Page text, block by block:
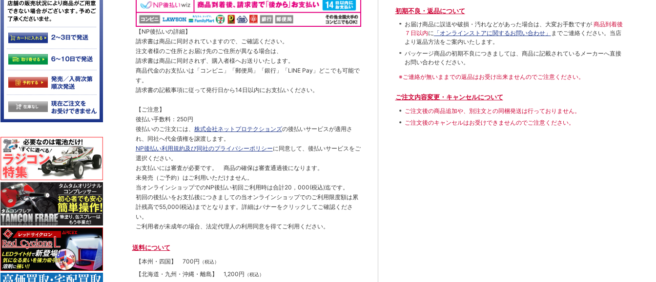
【NP後払いの詳細】
請求書は商品に同封されていますので、ご確認ください。
注文者様のご住所とお届け先のご住所が異なる場合は、
請求書は商品に同封されず、購入者様へお送りいたします。
商品代金のお支払いは「コンビニ」「郵便局」「銀行」「LINE Pay」どこでも可能で
す。
請求書の記載事項に従って発行日から14日以内にお支払いください。
【ご注意】
後払い手数料：250円
後払いのご注文には、 株式会社ネットプロテクションズの後払いサービスが適用さ
れ、同社へ代金債権を譲渡します。
NP後払い利用規約及び同社のプライバシーポリシーに同意して、後払いサービスをご
選択ください。
お支払いには審査が必要です。 商品の確保は審査通過後になります。
未発売（ご予約）はご利用いただけません。
当オンラインショップでのNP後払い初回ご利用時は合計20，000(税込)迄です。
初回の後払いをお支払後につきましての当オンラインショップでのご利用限度額は累
計残高で55,000(税込)までとなります。詳細はバナーをクリックしてご確認くださ
い。
ご利用者が未成年の場合、法定代理人の利用同意を得てご利用ください。
送料について
【本州・四国】 700円 （税込）
【北海道・九州・沖縄・離島】 1,200円 （税込）
初期不良・返品について
お届け商品に誤送や破損・汚れなどがあった場合は、大変お手数ですが 商品到着後
７日以内に 「オンラインストアに関するお問い合わせ」 までご連絡ください。当店
より返品方法をご案内いたします。
パッケージ商品の初期不良につきましては、商品に記載されているメーカーへ直接
お問い合わせください。
※ご連絡が無いままでの返品はお受け出来ませんのでご注意ください。
ご注文内容変更・キャンセルについて
ご注文後の商品追加や、別注文との同梱発送は行っておりません。
ご注文後のキャンセルはお受けできませんのでご注意ください。